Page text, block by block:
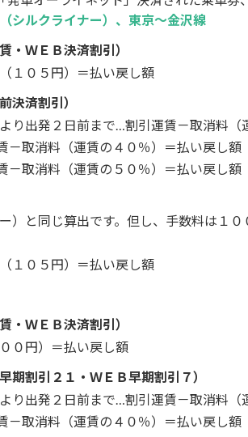
シルクライナー）、東京～金沢線
・ＷＥＢ決済割引）
１０５円）＝払い戻し額
決済割引）
り出発２日前まで…割引運賃－取消料（
－取消料（運賃の４０％）＝払い戻し額
－取消料（運賃の５０％）＝払い戻し額
）と同じ算出です。但し、手数料は１０
１０５円）＝払い戻し額
・ＷＥＢ決済割引）
０円）＝払い戻し額
期割引２１・ＷＥＢ早期割引７）
り出発２日前まで…割引運賃－取消料（
－取消料（運賃の４０％）＝払い戻し額